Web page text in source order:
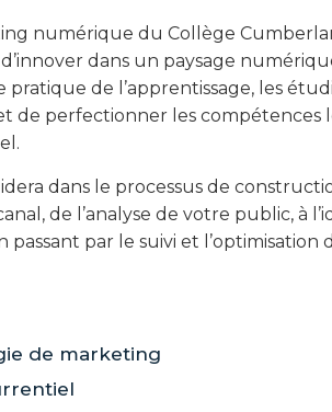
numérique du Collège
dans un paysage
de l’apprentissage, les
de perfectionner les compétences
dans le processus de
de l’analyse de votre public, à
par le suivi et l’optimisation
de marketing